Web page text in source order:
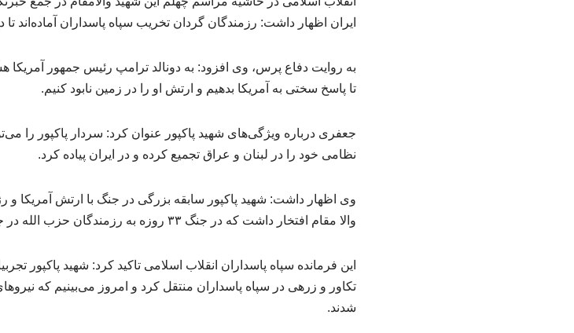
ایران اظهار داشت: رزمندگان گردان تخریب سپاه پاسداران آماده‌اند
به روایت دفاع پرس، وی افزود: به دونالد ترامپ رئیس جمهور آمریکا
تا پاسخ سختی به آمریکا بدهیم و ارتش او را در زمین نابود کنیم.
جعفری درباره ویژگی‌های شهید پاکپور عنوان کرد: سردار پاکپور را
نظامی خود را در لبنان و عراق تجمیع کرده و در ایران پیاده کرد.
وی اظهار داشت: شهید پاکپور سابقه بزرگی در جنگ با ارتش آمریکا و
والا مقام افتخار داشت که در جنگ ۳۳ روزه به رزمندگان حزب الله در جنگ با رژیم صهیونیستی کمک کرده بود.
این فرمانده سپاه پاسداران انقلاب اسلامی تاکید کرد: شهید پاکپور
تکاور و زرهی در سپاه پاسداران منتقل کرد و امروز می‌بینیم که
شدند.